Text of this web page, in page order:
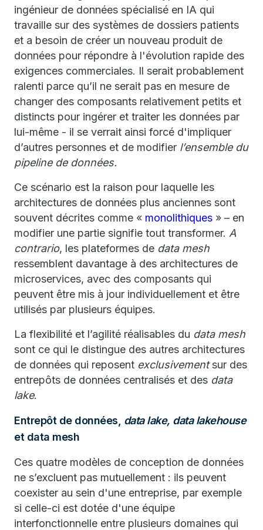
ingénieur de données spécialisé en IA qui
travaille sur des systèmes de dossiers patients
et a besoin de créer un nouveau produit de
données pour répondre à l'évolution rapide des
exigences commerciales. Il serait probablement
ralenti parce qu’il ne serait pas en mesure de
changer des composants relativement petits et
distincts pour ingérer et traiter les données par
lui-même - il se verrait ainsi forcé d'impliquer
d’autres personnes et de modifier l’ensemble du
pipeline de données.
Ce scénario est la raison pour laquelle les
architectures de données plus anciennes sont
souvent décrites comme « monolithiques » – en
modifier une partie signifie tout transformer. A
contrario, les plateformes de data mesh
ressemblent davantage à des architectures de
microservices, avec des composants qui
peuvent être mis à jour individuellement et être
utilisés par plusieurs équipes.
La flexibilité et l’agilité réalisables du data mesh
sont ce qui le distingue des autres architectures
de données qui reposent exclusivementsur des
entrepôts de données centralisés et des data
lake.
Entrepôt de données, data lake, data lakehouse
et data mesh
Ces quatre modèles de conception de données
ne s’excluent pas mutuellement : ils peuvent
coexister au sein d'une entreprise, par exemple
si celle-ci est dotée d'une équipe
interfonctionnelle entre plusieurs domaines qui